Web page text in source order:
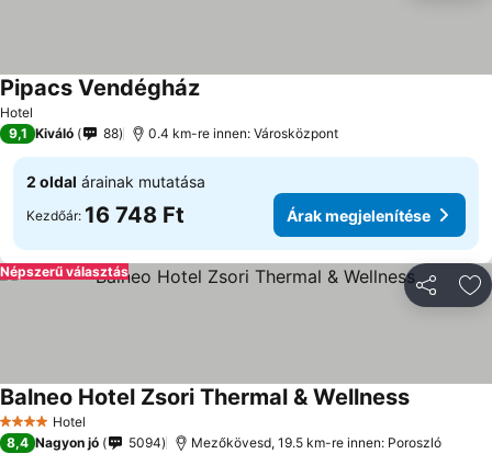
Hotel
Pipacs Vendégház
9,1 Kiváló 88 0.4 km-re innen: Városközpont
2 oldal árainak mutatása
Kezdőár: 16 748 Ft Árak megjelenítése
Népszerű választás
4 KategóriaHotel
Balneo Hotel Zsori Thermal & Wellness
8,4 Nagyon jó 5094 Mezőkövesd, 19.5 km-re innen: Poroszló